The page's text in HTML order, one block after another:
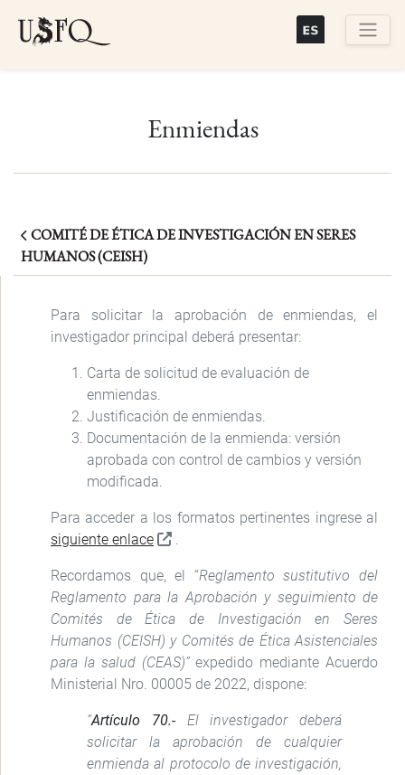
Enmiendas
COMITÉ DE ÉTICA DE INVESTIGACIÓN EN SERES
HUMANOS (CEISH)
Para solicitar la aprobación de enmiendas, el
investigador principal deberá presentar:
Carta de solicitud de evaluación de
enmiendas.
Justificación de enmiendas.
Documentación de la enmienda: versión
aprobada con control de cambios y versión
modificada.
Para acceder a los formatos pertinentes ingrese al
siguiente enlace
Recordamos que, el “Reglamento sustitutivo del
Reglamento para la Aprobación y seguimiento de
Comités de Ética de Investigación en Seres
Humanos (CEISH) y Comités de Ética Asistenciales
para la salud (CEAS)”expedido mediante Acuerdo
Ministerial Nro. 00005 de 2022, dispone:
“Artículo 70.-El investigador deberá
solicitar la aprobación de cualquier
enmienda al protocolo de investigación,